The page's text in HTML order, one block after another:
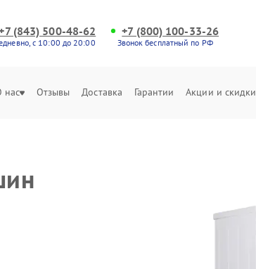
(843) 500-48-62
с 10:00 до 20:00
+7 (800) 100-33-26
Звонок бесплатный по РФ
нас Отзывы Доставка Гарантии Акции и скидки